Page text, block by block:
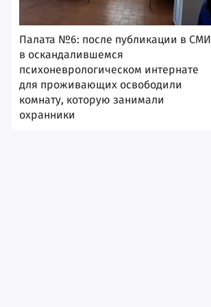
Палата №6: после публикации в СМИ
в оскандалившемся
психоневрологическом интернате
для проживающих освободили
комнату, которую занимали
охранники